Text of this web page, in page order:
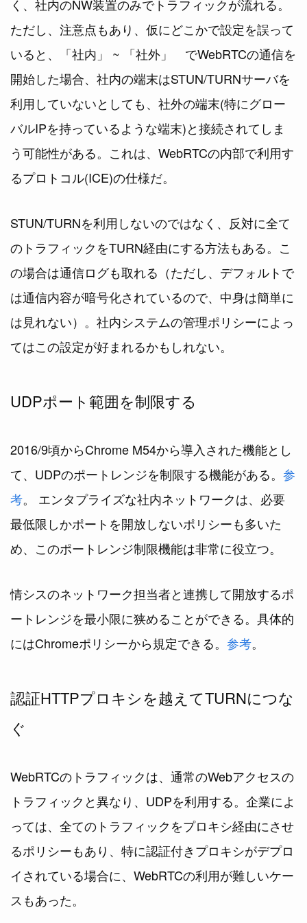
く、社内のNW装置のみでトラフィックが流れる。
ただし、注意点もあり、仮にどこかで設定を誤って
いると、「社内」 ~ 「社外」 でWebRTCの通信を
開始した場合、社内の端末はSTUN/TURNサーバを
利用していないとしても、社外の端末(特にグロー
バルIPを持っているような端末)と接続されてしま
う可能性がある。これは、WebRTCの内部で利用す
るプロトコル(ICE)の仕様だ。
STUN/TURNを利用しないのではなく、反対に全て
のトラフィックをTURN経由にする方法もある。こ
の場合は通信ログも取れる（ただし、デフォルトで
は通信内容が暗号化されているので、中身は簡単に
は見れない）。社内システムの管理ポリシーによっ
てはこの設定が好まれるかもしれない。
UDPポート範囲を制限する
2016/9頃からChrome M54から導入された機能とし
て、UDPのポートレンジを制限する機能がある。 参
考。 エンタプライズな社内ネットワークは、必要
最低限しかポートを開放しないポリシーも多いた
め、このポートレンジ制限機能は非常に役立つ。
情シスのネットワーク担当者と連携して開放するポ
ートレンジを最小限に狭めることができる。具体的
にはChromeポリシーから規定できる。 参考。
認証HTTPプロキシを越えてTURNにつな
ぐ
WebRTCのトラフィックは、通常のWebアクセスの
トラフィックと異なり、UDPを利用する。企業によ
っては、全てのトラフィックをプロキシ経由にさせ
るポリシーもあり、特に認証付きプロキシがデプロ
イされている場合に、WebRTCの利用が難しいケー
スもあった。